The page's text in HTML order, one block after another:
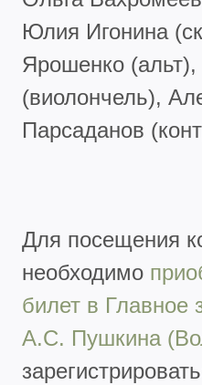
Юлия Игонина
Ярошенко
(виолончель),
Парсаданов
Для посещения
необходимо
билет в
А.С. Пушкина